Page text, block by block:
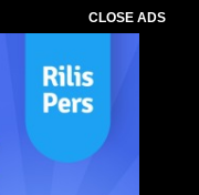
CLOSE ADS